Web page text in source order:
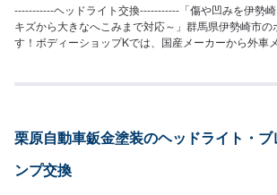
-----------ヘッドライト交換-----------「傷や凹みを伊勢
キズから大きなへこみまで対応～」群馬県伊勢崎市
す！ボディーショップKでは、国産メーカーから外車
や剥げなどお客様の大切な愛車をプロの技でお直し
す。フロンガス交換機有！最新車種のエアコン修理も
界歴20年以上の大ベテランの作業員です。お客様の
ください！--------------------------------------------------【1】
栗原自動車鈑金塗装のヘッドライト・ブ
ンプ交換